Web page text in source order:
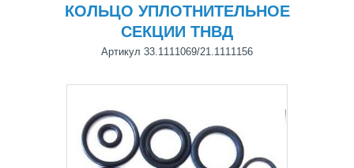
КОЛЬЦО УПЛОТНИТЕЛЬНОЕ
СЕКЦИИ ТНВД
Артикул 33.1111069/21.1111156